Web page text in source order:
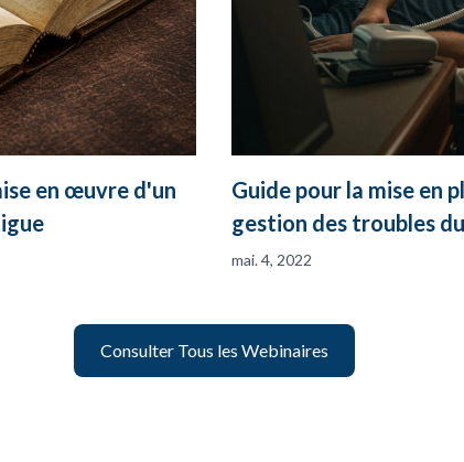
en œuvre d'un
Guide pour la mise en
gestion des troubles
mai. 4, 2022
Consulter Tous les Webinaires